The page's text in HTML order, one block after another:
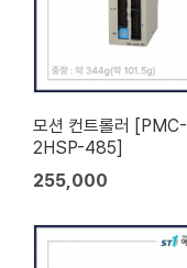
모션 컨트롤러 [PMC-
2HSP-485]
255,000